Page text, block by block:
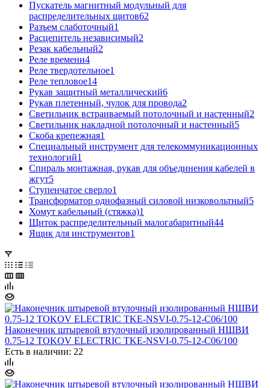
Пускатель магнитный модульный для
распределительных щитов62
Разъем слаботочный1
Расцепитель независимый2
Резак кабельный2
Реле времени4
Реле твердотельное1
Реле тепловое14
Рукав защитный металлический6
Рукав плетенный, чулок для провода2
Светильник встраиваемый потолочный и настенный2
Светильник накладной потолочный и настенный5
Скоба крепежная1
Специальный инструмент для телекоммуникационных
технологий1
Спираль монтажная, рукав для объединения кабелей в
жгут5
Ступенчатое сверло1
Трансформатор однофазный силовой низковольтный5
Хомут кабельный (стяжка)1
Щиток распределительный малогабаритный44
Ящик для инструментов1
Наконечник штыревой втулочный изолированный НШВИ
0.75-12 TOKOV ELECTRIC TKE-NSVI-0.75-12-C06/100
Есть в наличии: 22